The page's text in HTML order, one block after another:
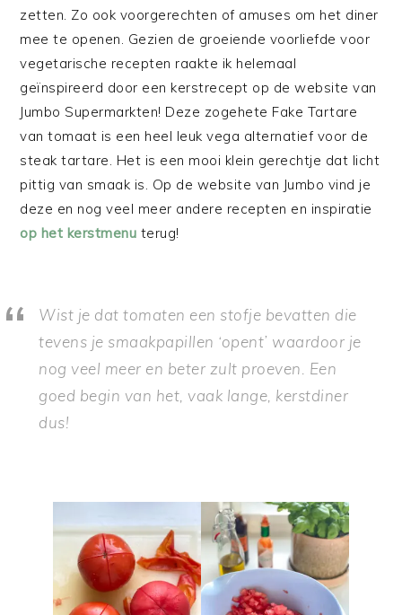
zetten. Zo ook voorgerechten of amuses om het diner
mee te openen. Gezien de groeiende voorliefde voor
vegetarische recepten raakte ik helemaal
geïnspireerd door een kerstrecept op de website van
Jumbo Supermarkten! Deze zogehete Fake Tartare
van tomaat is een heel leuk vega alternatief voor de
steak tartare. Het is een mooi klein gerechtje dat licht
pittig van smaak is. Op de website van Jumbo vind je
deze en nog veel meer andere recepten en inspiratie
op het kerstmenu terug!
Wist je dat tomaten een stofje bevatten die
tevens je smaakpapillen ‘opent’ waardoor je
nog veel meer en beter zult proeven. Een
goed begin van het, vaak lange, kerstdiner
dus!